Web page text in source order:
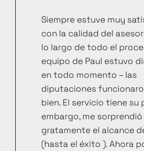
Siempre estuve muy
con la calidad del
lo largo de todo el
equipo de Paul estuvo
en todo momento – las
diputaciones
bien. El servicio tiene su
embargo, me sorprendió
gratamente el alcance
(hasta el éxito ). Ahora